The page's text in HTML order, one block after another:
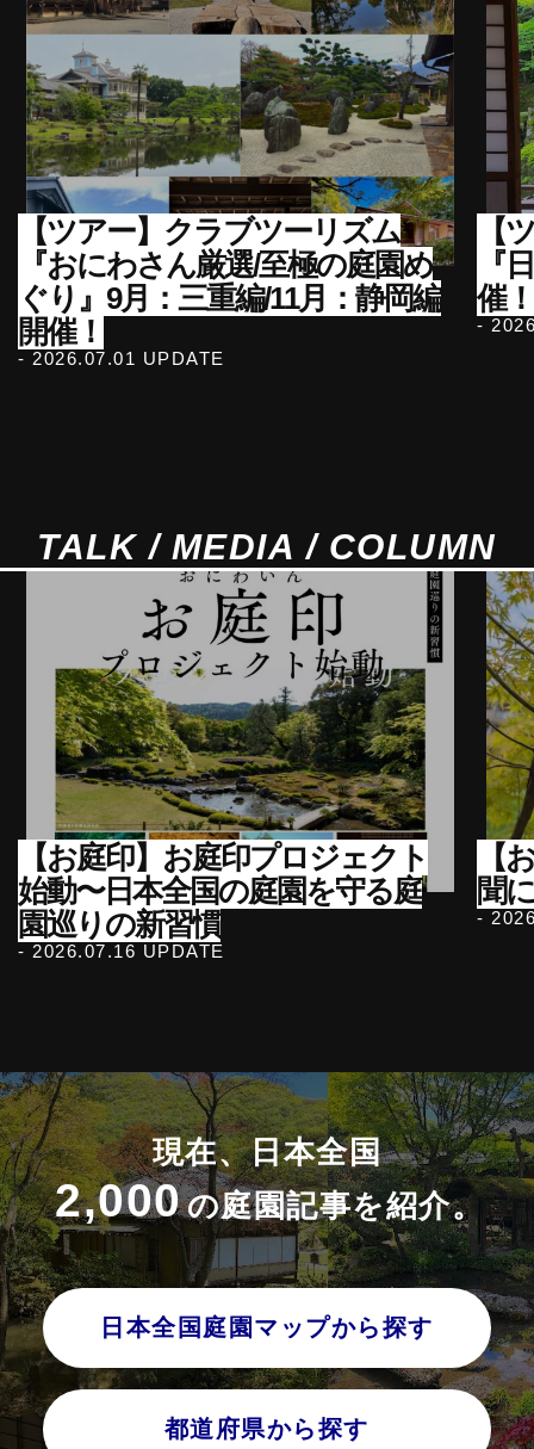
【ツアー】クラブツーリズム
『おにわさん厳選/至極の庭園め
ぐり』9月：三重編/11月：静岡編
開催！
- 2026.07.01 UPDATE
【
『
催
-
TALK / MEDIA / COLUMN
【お庭印】お庭印プロジェクト
始動〜日本全国の庭園を守る庭
園巡りの新習慣
- 2026.07.16 UPDATE
【
聞
-
現在、日本全国
2,000の庭園記事を紹介。
日本全国庭園マップから探す
都道府県から探す